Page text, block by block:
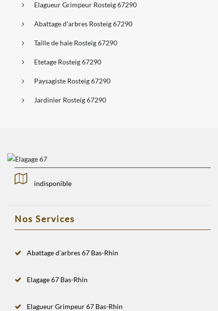
Elagueur Grimpeur Rosteig 67290
Abattage d'arbres Rosteig 67290
Taille de haie Rosteig 67290
Etetage Rosteig 67290
Paysagiste Rosteig 67290
Jardinier Rosteig 67290
indisponible
Nos Services
Abattage d'arbres 67 Bas-Rhin
Elagage 67 Bas-Rhin
Elagueur Grimpeur 67 Bas-Rhin